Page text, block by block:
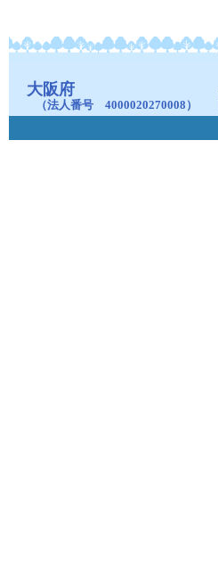
大阪府
（法人番号 4000020270008）